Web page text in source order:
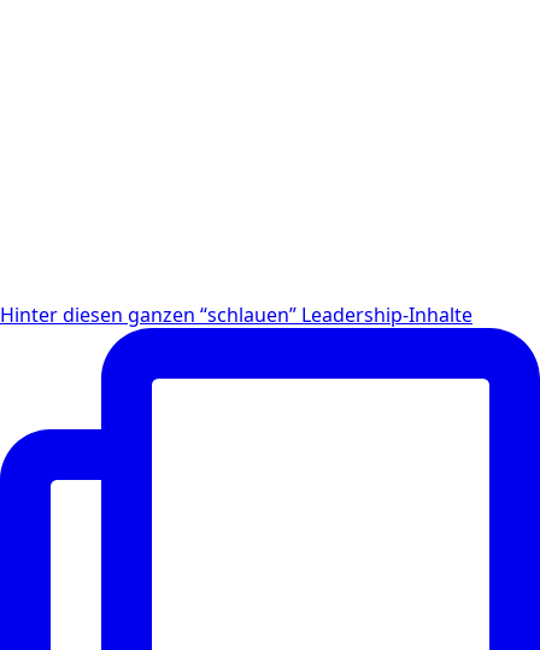
Hinter diesen ganzen “schlauen” Leadership-Inhalte